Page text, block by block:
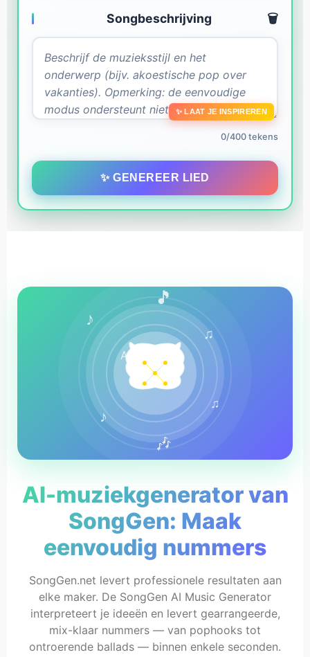
Songbeschrijving 🗑️
✨ LAAT JE INSPIREREN
0/400 tekens
✨ GENEREER LIED
♪
♫
♪
♫
🎵
🎶
AI
AI-muziekgenerator van
SongGen: Maak
eenvoudig nummers
SongGen.net levert professionele resultaten aan
elke maker. De SongGen AI Music Generator
interpreteert je ideeën en levert gearrangeerde,
mix-klaar nummers — van pophooks tot
ontroerende ballads — binnen enkele seconden.